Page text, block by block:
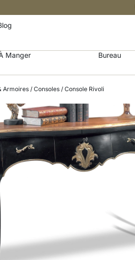
Manger Bureau
Armoires / Consoles / Console Rivoli